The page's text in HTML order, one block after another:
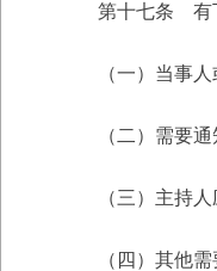
第十七条 有
（一）当事
（二）需要
（三）主持
（四）其他